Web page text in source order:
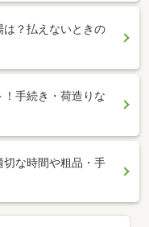
は？払えないときの
手続き・荷造りな
切な時間や粗品・手